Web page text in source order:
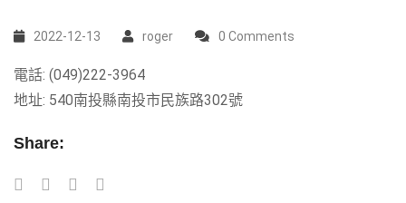
2022-12-13 roger 0 Comments
電話: (049)222-3964
地址: 540南投縣南投市民族路302號
Share: